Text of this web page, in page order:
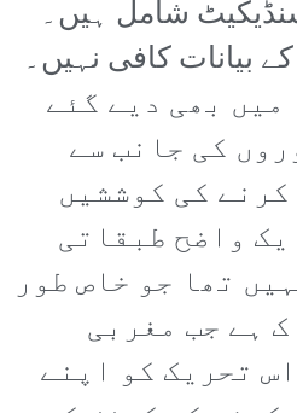
شامل ہیں۔
بیانات کافی نہیں۔
بیانات 2022ء میں بھی دیے گئے
کی جانب سے
کی کوششیں
واضح طبقاتی
تھا جو خاص طور
ہے جب مغربی
تحریک کو اپنے